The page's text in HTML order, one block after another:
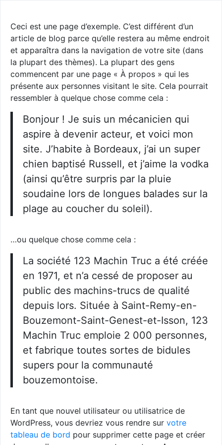
Ceci est une page d’exemple. C’est différent d’un
article de blog parce qu’elle restera au même endroit
et apparaîtra dans la navigation de votre site (dans
la plupart des thèmes). La plupart des gens
commencent par une page « À propos » qui les
présente aux personnes visitant le site. Cela pourrait
ressembler à quelque chose comme cela :
Bonjour ! Je suis un mécanicien qui
aspire à devenir acteur, et voici mon
site. J’habite à Bordeaux, j’ai un super
chien baptisé Russell, et j’aime la vodka
(ainsi qu’être surpris par la pluie
soudaine lors de longues balades sur la
plage au coucher du soleil).
…ou quelque chose comme cela :
La société 123 Machin Truc a été créée
en 1971, et n’a cessé de proposer au
public des machins-trucs de qualité
depuis lors. Située à Saint-Remy-en-
Bouzemont-Saint-Genest-et-Isson, 123
Machin Truc emploie 2 000 personnes,
et fabrique toutes sortes de bidules
supers pour la communauté
bouzemontoise.
En tant que nouvel utilisateur ou utilisatrice de
WordPress, vous devriez vous rendre sur votre
tableau de bord pour supprimer cette page et créer